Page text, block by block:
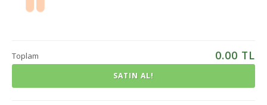
Toplam 0.00 TL
SATIN AL!